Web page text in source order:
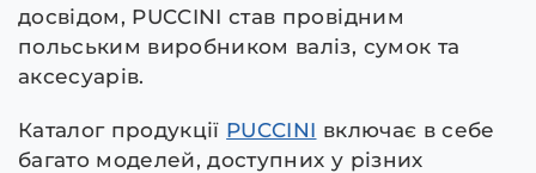
досвідом, PUCCINI став провідним
польським виробником валіз, сумок та
аксесуарів.
Каталог продукції PUCCINI включає в себе
багато моделей, доступних у різних